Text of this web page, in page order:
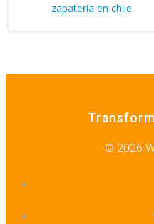
zapatería en chile
© 2026